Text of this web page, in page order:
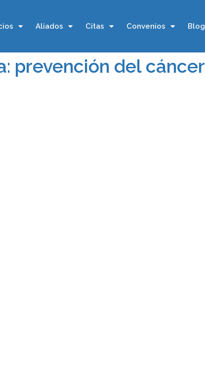
Aliados Citas Convenios Blog
prevención del cáncer